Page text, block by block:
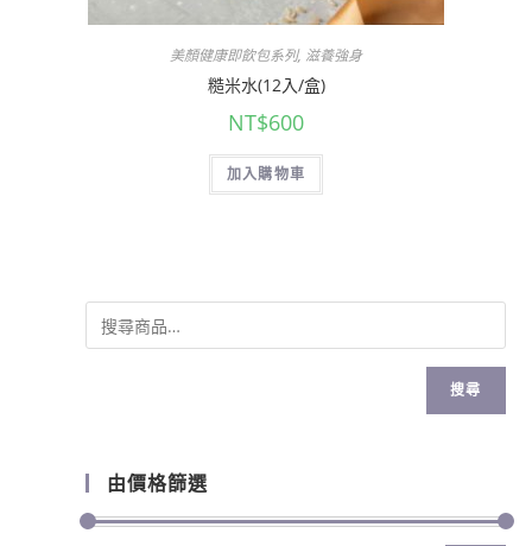
美顏健康即飲包系列, 滋養強身
糙米水(12入/盒)
NT$600
加入購物車
搜尋
由價格篩選